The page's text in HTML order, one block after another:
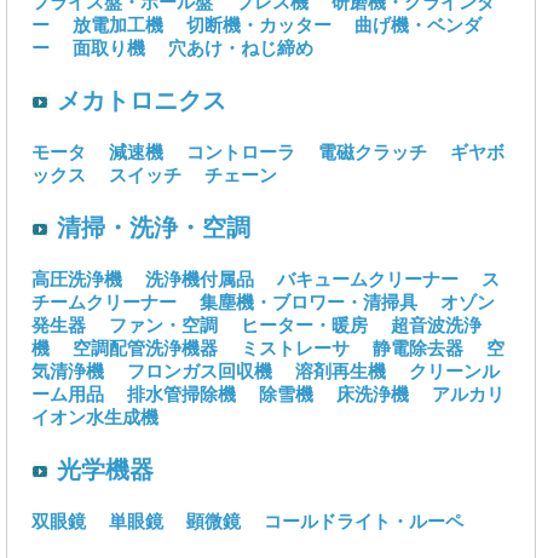
ー
放電加工機 切断機・カッター
曲げ機・ベンダ
ー
面取り機 穴あけ・ねじ締め
メカトロニクス
モータ 減速機 コントローラ 電磁クラッチ
ギヤボ
ックス
スイッチ チェーン
清掃・洗浄・空調
高圧洗浄機 洗浄機付属品 バキュームクリーナー
ス
チームクリーナー
集塵機・ブロワー・清掃具
オゾン
発生器
ファン・空調 ヒーター・暖房
超音波洗浄
機
空調配管洗浄機器 ミストレーサ 静電除去器
空
気清浄機
フロンガス回収機 溶剤再生機
クリーンル
ーム用品
排水管掃除機 除雪機 床洗浄機
アルカリ
イオン水生成機
光学機器
双眼鏡 単眼鏡 顕微鏡 コールドライト・ルーペ